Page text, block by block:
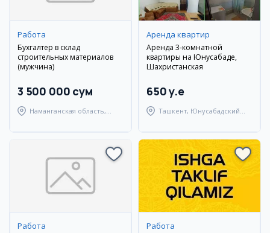
Работа
Бухгалтер в склад
строительных материалов
(мужчина)
3 500 000 сум
Наманганская область,
Аренда квартир
Аренда 3-комнатной
квартиры на Юнусабаде,
Шахристанская
650 y.e
Ташкент, Юнусабадский
Работа Работа